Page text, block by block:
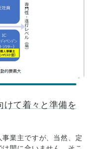
て着々と準備を
業主ですが、当然、定